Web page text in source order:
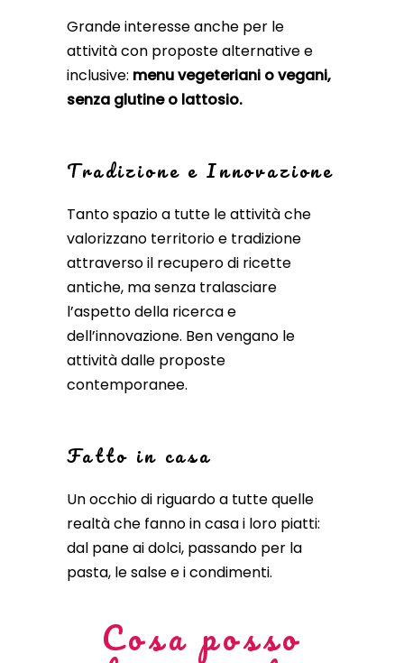
Grande interesse anche per le
attività con proposte alternative e
inclusive: menu vegeteriani o vegani,
senza glutine o lattosio.
Tradizione e Innovazione
Tanto spazio a tutte le attività che
valorizzano territorio e tradizione
attraverso il recupero di ricette
antiche, ma senza tralasciare
l’aspetto della ricerca e
dell’innovazione. Ben vengano le
attività dalle proposte
contemporanee.
Fatto in casa
Un occhio di riguardo a tutte quelle
realtà che fanno in casa i loro piatti:
dal pane ai dolci, passando per la
pasta, le salse e i condimenti.
Cosa posso